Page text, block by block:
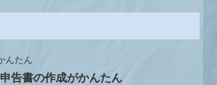
申告書の作成がかんたん